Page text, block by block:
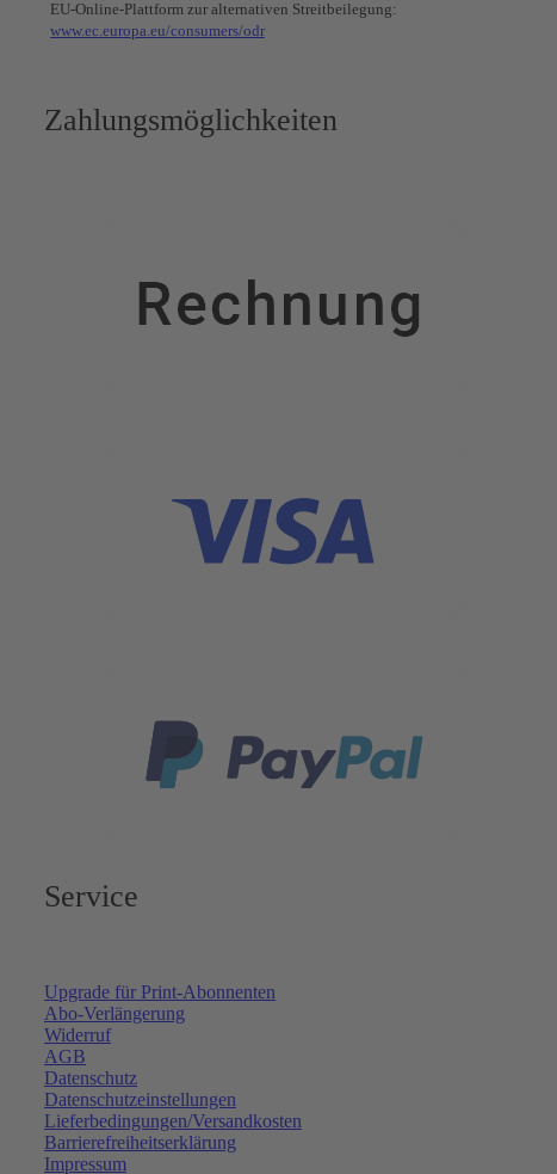
EU-Online-Plattform zur alternativen Streitbeilegung:
www.ec.europa.eu/consumers/odr
Zahlungsmöglichkeiten
Service
Upgrade für Print-Abonnenten
Abo-Verlängerung
Widerruf
AGB
Datenschutz
Datenschutzeinstellungen
Lieferbedingungen/Versandkosten
Barrierefreiheitserklärung
Impressum